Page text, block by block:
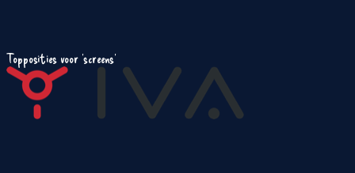
Topposities voor 'screens'